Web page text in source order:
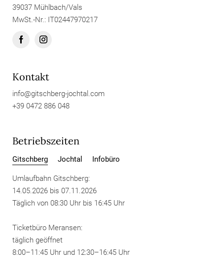
39037 Mühlbach/Vals
MwSt.-Nr.: IT02447970217
Kontakt
info@gitschberg-jochtal. com
+39 0472 886 048
Betriebszeiten
Gitschberg Jochtal Infobüro
Umlaufbahn Gitschberg:
14.05.2026 bis 07.11.2026
Täglich von 08:30 Uhr bis 16:45 Uhr
Ticketbüro Meransen:
täglich geöffnet
8:00–11:45 Uhr und 12:30–16:45 Uhr